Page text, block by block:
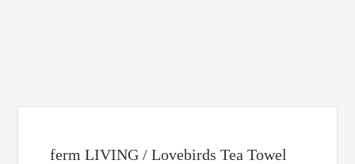
ferm LIVING / Lovebirds Tea Towel